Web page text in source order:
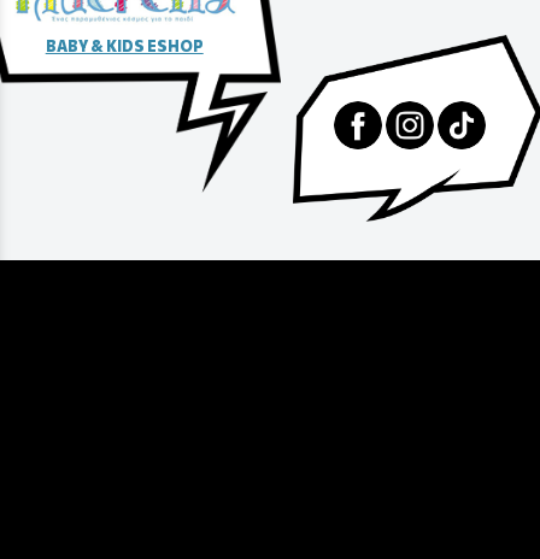
BABY & KIDS ESHOP